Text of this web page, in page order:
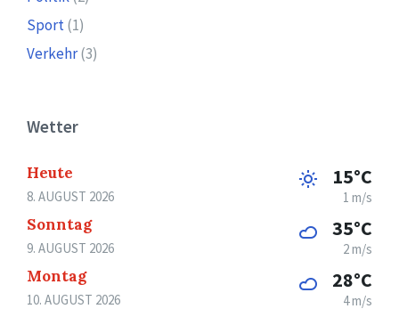
Sport(1)
Verkehr(3)
Wetter
Heute
8. AUGUST 2026
15°C
1 m/s
Sonntag
9. AUGUST 2026
35°C
2 m/s
Montag
10. AUGUST 2026
28°C
4 m/s